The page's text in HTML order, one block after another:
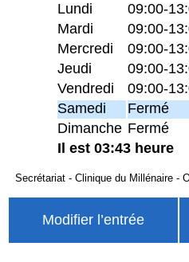
Lundi
09:00-
Mardi
09:00-
Mercredi
09:00-
Jeudi
09:00-
Vendredi
09:00-
Samedi
Fermé
Dimanche Fermé
Il est 03:43 heure
Secrétariat - Clinique du Millénaire -
Modifier l’entrée